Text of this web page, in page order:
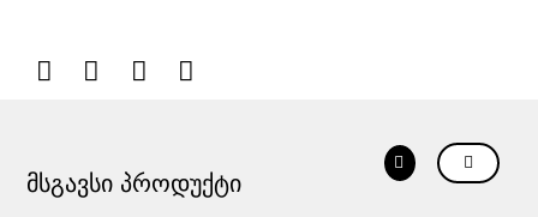
მსგავსი პროდუქტი